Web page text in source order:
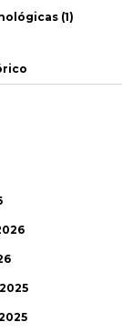
(1)